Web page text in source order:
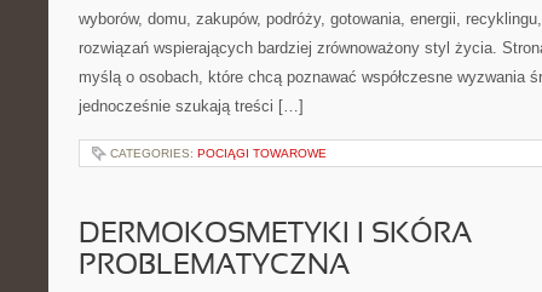
wyborów, domu, zakupów, podróży, gotowania, energii,
rozwiązań wspierających bardziej zrównoważony styl życia.
myślą o osobach, które chcą poznawać współczesne wyzwania
jednocześnie szukają treści […]
CATEGORIES: POCIĄGI TOWAROWE
DERMOKOSMETYKI I SKÓRA
PROBLEMATYCZNA